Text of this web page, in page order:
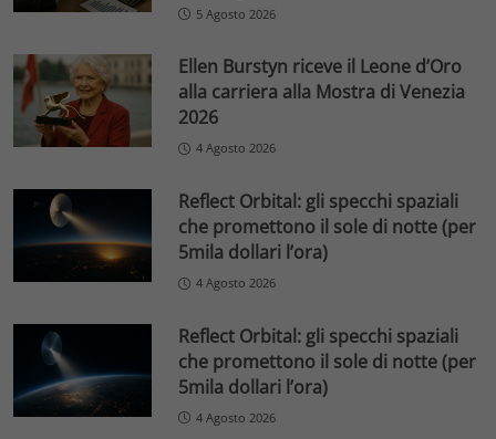
5 Agosto 2026
Ellen Burstyn riceve il Leone d’Oro
alla carriera alla Mostra di Venezia
2026
4 Agosto 2026
Reflect Orbital: gli specchi spaziali
che promettono il sole di notte (per
5mila dollari l’ora)
4 Agosto 2026
Reflect Orbital: gli specchi spaziali
che promettono il sole di notte (per
5mila dollari l’ora)
4 Agosto 2026